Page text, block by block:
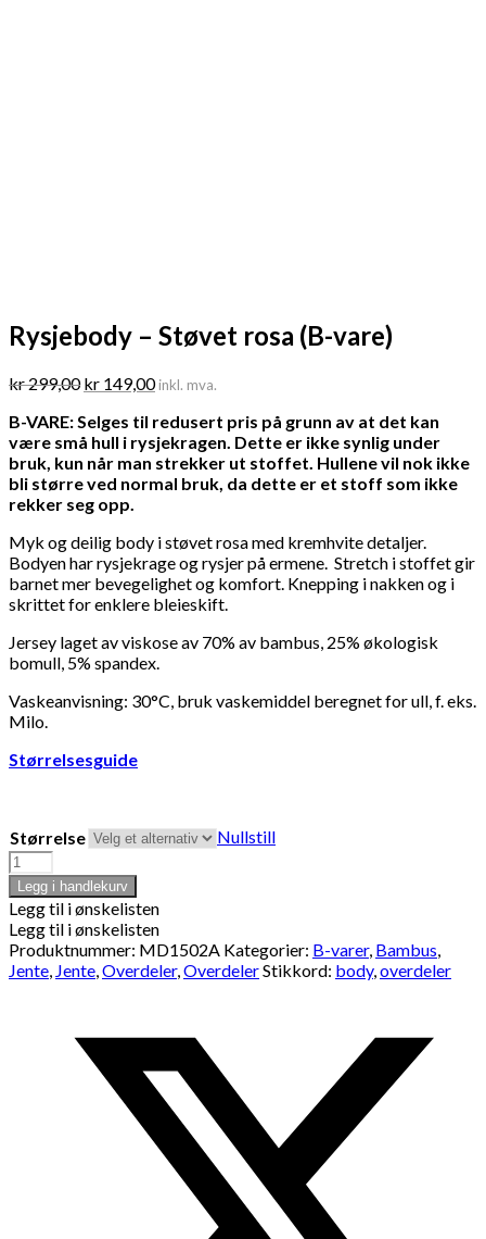
Rysjebody – Støvet rosa (B-vare)
kr299,00 Opprinnelig
var:
kr 299,00.
kr 149,00Nåværende
er:
kr 149,00.
inkl. mva.
B-VARE: Selges til redusert pris på grunn av at det kan
være små hull i rysjekragen. Dette er ikke synlig under
bruk, kun når man strekker ut stoffet. Hullene vil nok ikke
bli større ved normal bruk, da dette er et stoff som ikke
rekker seg opp.
Myk og deilig body i støvet rosa med kremhvite detaljer.
Bodyen har rysjekrage og rysjer på ermene. Stretch i stoffet gir
barnet mer bevegelighet og komfort. Knepping i nakken og i
skrittet for enklere bleieskift.
Jersey laget av viskose av 70% av bambus, 25% økologisk
bomull, 5% spandex.
Vaskeanvisning: 30°C, bruk vaskemiddel beregnet for ull, f. eks.
Milo.
Størrelsesguide
Størrelse
Nullstill
Rysjebody
-
Støvet
rosa
(B-
vare)
antall
Legg i handlekurv
Legg til i ønskelisten
Legg til i ønskelisten
Produktnummer: MD1502A Kategorier: B-varer, Bambus
Jente Jente Overdeler, OverdelerStikkord: body, overdeler
window